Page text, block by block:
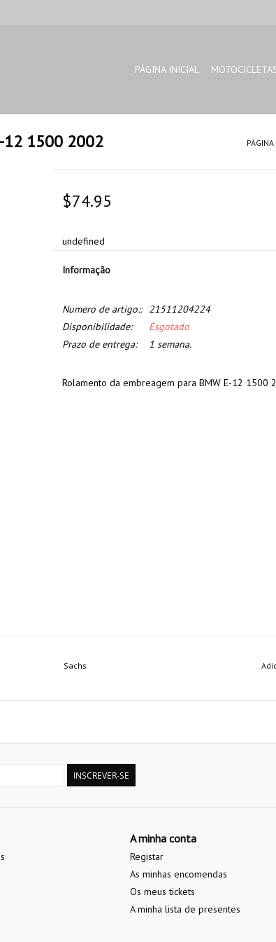
PÁGINA INICIAL
12 1500 2002
$74.95
undefined
Informação
Numero de artigo::
21511204224
Disponibilidade:
Esgotado
Prazo de entrega:
1 semana.
Rolamento da embreagem para BMW E-12 1500
Sachs
INSCREVER-SE
A minha conta
Registar
As minhas encomendas
Os meus tickets
A minha lista de presentes